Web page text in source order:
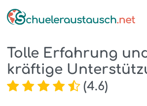
Tolle Erfahrung
kräftige
(4.6)